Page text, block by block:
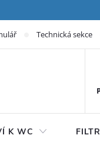
Technická sekce
K WC